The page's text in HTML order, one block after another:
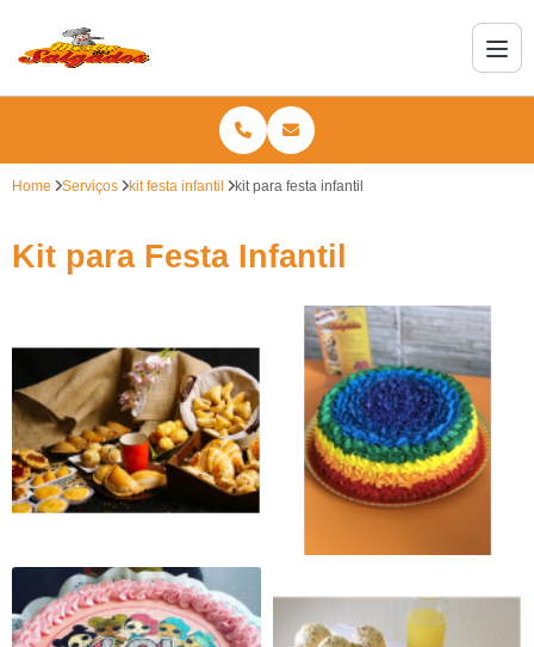
Home Serviços kit festa infantil kit para festa infantil
Kit para Festa Infantil